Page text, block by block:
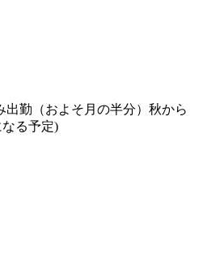
出勤（およそ月の半分）秋から
る予定)